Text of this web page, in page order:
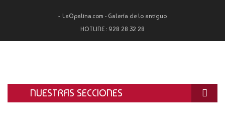
LaOpalina.com - Galería de lo antiguo
HOTLINE : 928 28 32 28
NUESTRAS SECCIONES